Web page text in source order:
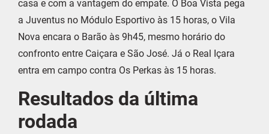
casa e com a vantagem do empate. O Boa Vista pega
a Juventus no Módulo Esportivo às 15 horas, o Vila
Nova encara o Barão às 9h45, mesmo horário do
confronto entre Caiçara e São José. Já o Real Içara
entra em campo contra Os Perkas às 15 horas.
Resultados da última
rodada